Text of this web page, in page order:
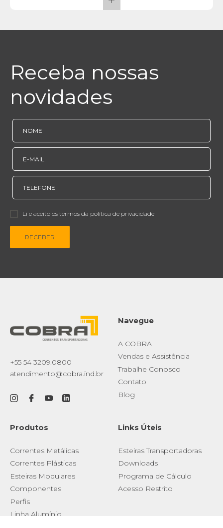
Receba nossas
novidades
Li e aceito os termos da política de privacidade
RECEBER
+55 54 3209.0800
atendimento@cobra.ind.br
Navegue
A COBRA
Vendas e Assistência
Trabalhe Conosco
Contato
Blog
Produtos
Correntes Metálicas
Correntes Plásticas
Esteiras Modulares
Componentes
Perfis
Linha Alumínio
Links Úteis
Esteiras Transportadoras
Downloads
Programa de Cálculo
Acesso Restrito